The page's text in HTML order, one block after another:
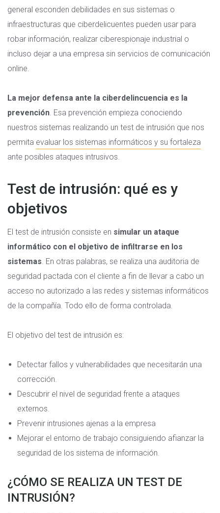
general esconden debilidades en sus sistemas o
infraestructuras que ciberdelicuentes pueden usar para
robar información, realizar ciberespionaje industrial o
incluso dejar a una empresa sin servicios de comunicación
online.
La mejor defensa ante la ciberdelincuencia es la
prevención. Esa prevención empieza conociendo
nuestros sistemas realizando un test de intrusión que nos
permita evaluar los sistemas informáticos y su fortaleza
ante posibles ataques intrusivos.
Test de intrusión: qué es y
objetivos
El test de intrusión consiste en simular un ataque
informático con el objetivo de infiltrarse en los
sistemas. En otras palabras, se realiza una auditoria de
seguridad pactada con el cliente a fin de llevar a cabo un
acceso no autorizado a las redes y sistemas informáticos
de la compañía. Todo ello de forma controlada.
El objetivo del test de intrusión es:
Detectar fallos y vulnerabilidades que necesitarán una
corrección.
Descubrir el nivel de seguridad frente a ataques
externos.
Prevenir intrusiones ajenas a la empresa
Mejorar el entorno de trabajo consiguiendo afianzar la
seguridad de los sistema de información.
¿CÓMO SE REALIZA UN TEST DE
INTRUSIÓN?